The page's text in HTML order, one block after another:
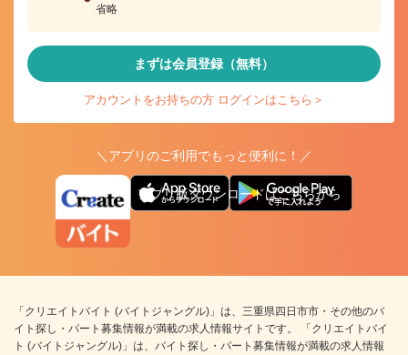
省略
まずは会員登録（無料）
アカウントをお持ちの方 ログインはこちら＞
＼アプリのご利用でもっと便利に！／
アプリ版ダウンロードはこちらから
「クリエイトバイト (バイトジャングル)」は、三重県四日市市・その他のバ
イト探し・パート募集情報が満載の求人情報サイトです。 「クリエイトバイ
ト (バイトジャングル)」は、バイト探し・パート募集情報が満載の求人情報